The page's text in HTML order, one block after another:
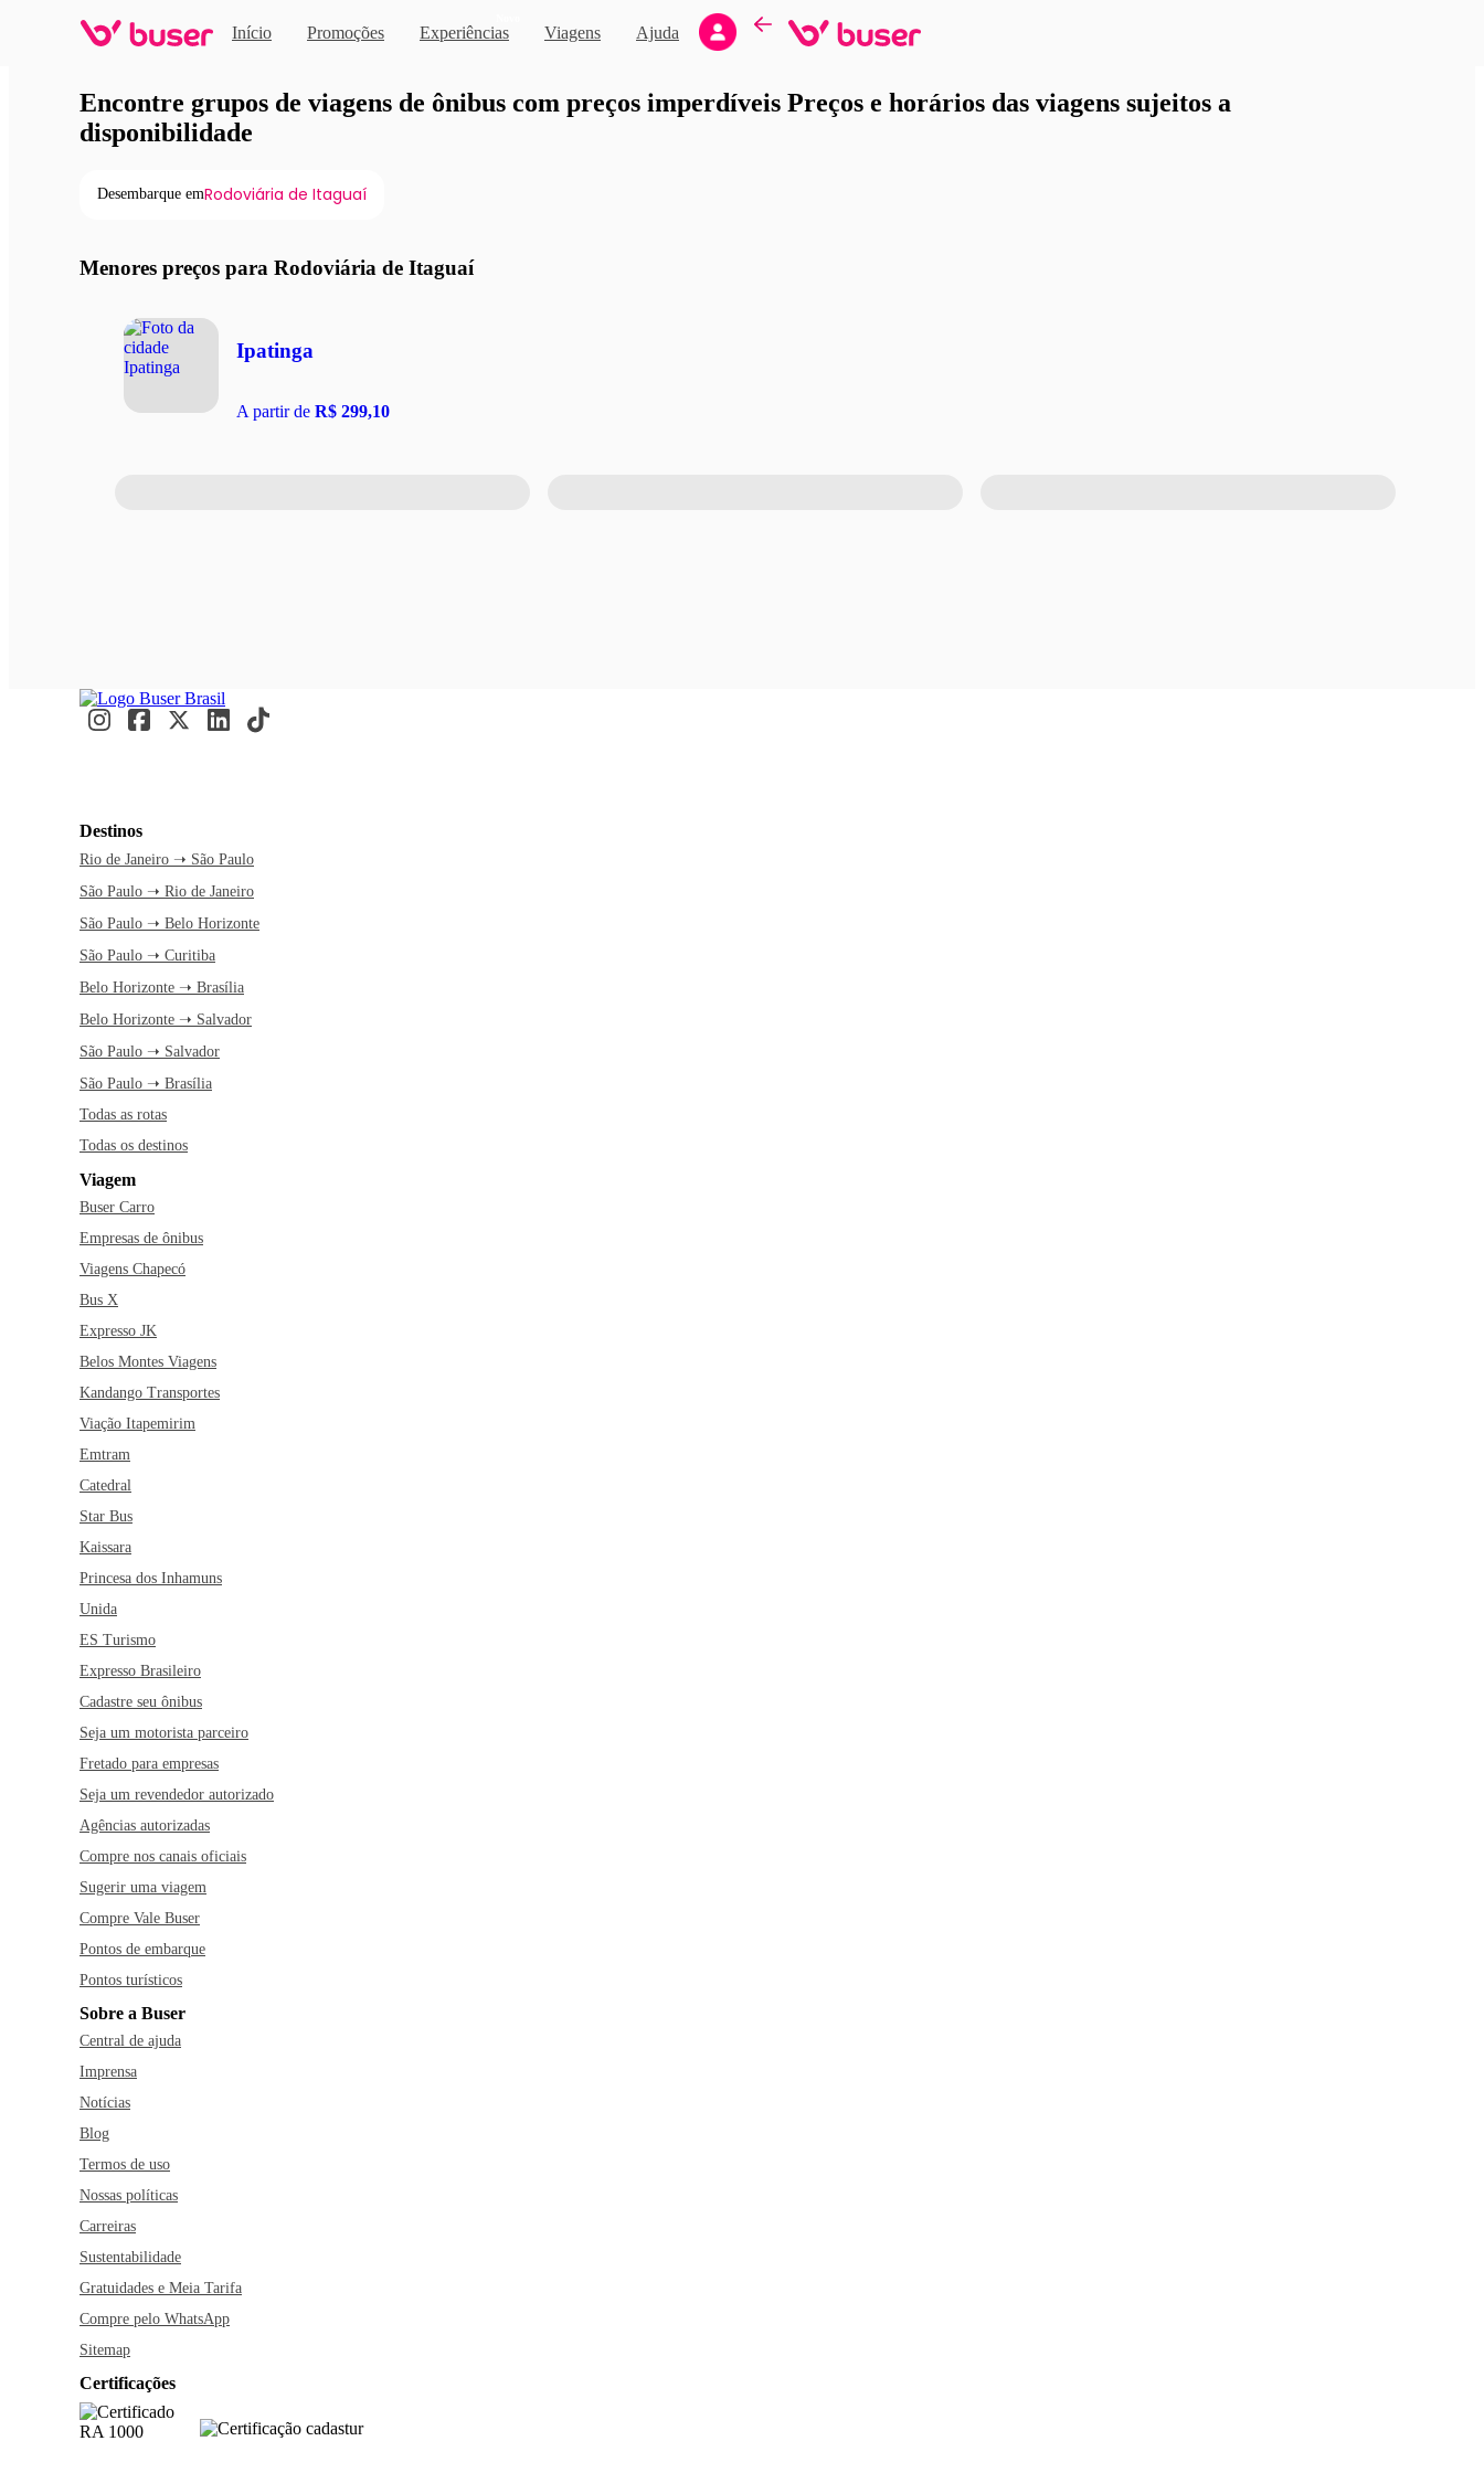
Início Promoções Experiências Viagens Ajuda
Viagens de ônibus em promoção
Encontre grupos de viagens de ônibus com preços imperdíveis Preços e horários das viagens sujeitos a
disponibilidade
Desembarque emRodoviária de Itaguaí
Menores preços para Rodoviária de Itaguaí
Ipatinga
A partir de R$ 299,10
Destinos
Rio de Janeiro ➝ São Paulo
São Paulo ➝ Rio de Janeiro
São Paulo ➝ Belo Horizonte
São Paulo ➝ Curitiba
Belo Horizonte ➝ Brasília
Belo Horizonte ➝ Salvador
São Paulo ➝ Salvador
São Paulo ➝ Brasília
Todas as rotas
Todas os destinos
Viagem
Buser Carro
Empresas de ônibus
Viagens Chapecó
Bus X
Expresso JK
Belos Montes Viagens
Kandango Transportes
Viação Itapemirim
Emtram
Catedral
Star Bus
Kaissara
Princesa dos Inhamuns
Unida
ES Turismo
Expresso Brasileiro
Cadastre seu ônibus
Seja um motorista parceiro
Fretado para empresas
Seja um revendedor autorizado
Agências autorizadas
Compre nos canais oficiais
Sugerir uma viagem
Compre Vale Buser
Pontos de embarque
Pontos turísticos
Sobre a Buser
Central de ajuda
Imprensa
Notícias
Blog
Termos de uso
Nossas políticas
Carreiras
Sustentabilidade
Gratuidades e Meia Tarifa
Compre pelo WhatsApp
Sitemap
Certificações